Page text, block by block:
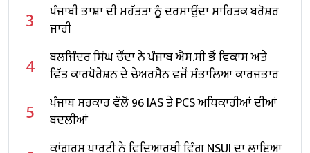
3
ਪੰਜਾਬੀ ਭਾਸ਼ਾ ਦੀ ਮਹੱਤਤਾ ਨੂੰ ਦਰਸਾਉਂਦਾ ਸਾਹਿਤਕ ਬਰੋਸ਼ਰ
ਜਾਰੀ
4
ਬਲਜਿੰਦਰ ਸਿੰਘ ਚੌਂਦਾ ਨੇ ਪੰਜਾਬ ਐਸ.ਸੀ ਭੋਂ ਵਿਕਾਸ ਅਤੇ
ਵਿੱਤ ਕਾਰਪੋਰੇਸ਼ਨ ਦੇ ਚੇਅਰਮੈਨ ਵਜੋਂ ਸੰਭਾਲਿਆ ਕਾਰਜਭਾਰ
5
ਪੰਜਾਬ ਸਰਕਾਰ ਵੱਲੋਂ 96 IAS ਤੇ PCS ਅਧਿਕਾਰੀਆਂ ਦੀਆਂ
ਬਦਲੀਆਂ
ਕਾਂਗਰਸ ਪਾਰਟੀ ਨੇ ਵਿਦਿਆਰਥੀ ਵਿੰਗ NSUI ਦਾ ਲਾਇਆ